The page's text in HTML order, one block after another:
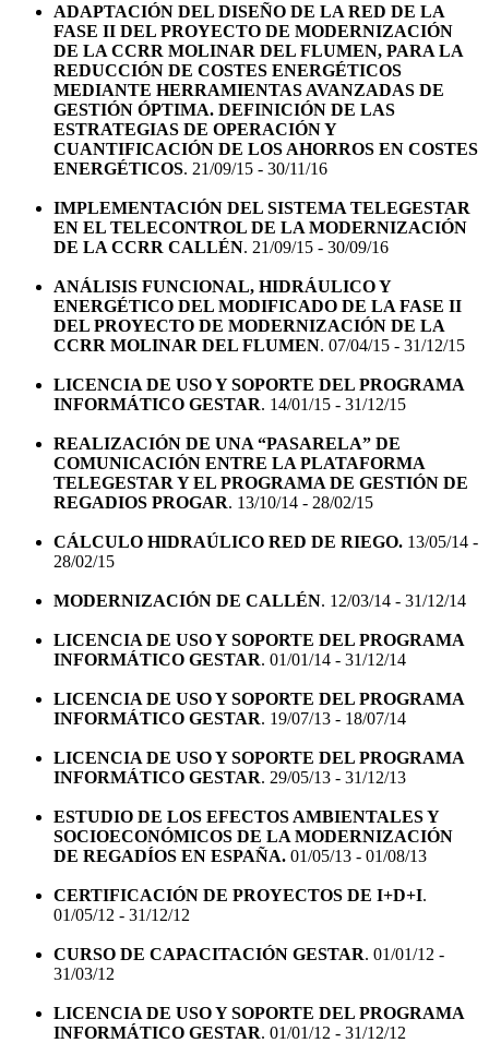
ADAPTACIÓN DEL DISEÑO DE LA RED DE LA
FASE II DEL PROYECTO DE MODERNIZACIÓN
DE LA CCRR MOLINAR DEL FLUMEN, PARA LA
REDUCCIÓN DE COSTES ENERGÉTICOS
MEDIANTE HERRAMIENTAS AVANZADAS DE
GESTIÓN ÓPTIMA. DEFINICIÓN DE LAS
ESTRATEGIAS DE OPERACIÓN Y
CUANTIFICACIÓN DE LOS AHORROS EN COSTES
ENERGÉTICOS. 21/09/15 - 30/11/16
IMPLEMENTACIÓN DEL SISTEMA TELEGESTAR
EN EL TELECONTROL DE LA MODERNIZACIÓN
DE LA CCRR CALLÉN. 21/09/15 - 30/09/16
ANÁLISIS FUNCIONAL, HIDRÁULICO Y
ENERGÉTICO DEL MODIFICADO DE LA FASE II
DEL PROYECTO DE MODERNIZACIÓN DE LA
CCRR MOLINAR DEL FLUMEN. 07/04/15 - 31/12/15
LICENCIA DE USO Y SOPORTE DEL PROGRAMA
INFORMÁTICO GESTAR. 14/01/15 - 31/12/15
REALIZACIÓN DE UNA “PASARELA” DE
COMUNICACIÓN ENTRE LA PLATAFORMA
TELEGESTAR Y EL PROGRAMA DE GESTIÓN DE
REGADIOS PROGAR. 13/10/14 - 28/02/15
CÁLCULO HIDRAÚLICO RED DE RIEGO. 13/05/14 -
28/02/15
MODERNIZACIÓN DE CALLÉN. 12/03/14 - 31/12/14
LICENCIA DE USO Y SOPORTE DEL PROGRAMA
INFORMÁTICO GESTAR. 01/01/14 - 31/12/14
LICENCIA DE USO Y SOPORTE DEL PROGRAMA
INFORMÁTICO GESTAR. 19/07/13 - 18/07/14
LICENCIA DE USO Y SOPORTE DEL PROGRAMA
INFORMÁTICO GESTAR. 29/05/13 - 31/12/13
ESTUDIO DE LOS EFECTOS AMBIENTALES Y
SOCIOECONÓMICOS DE LA MODERNIZACIÓN
DE REGADÍOS EN ESPAÑA. 01/05/13 - 01/08/13
CERTIFICACIÓN DE PROYECTOS DE I+D+I.
01/05/12 - 31/12/12
CURSO DE CAPACITACIÓN GESTAR. 01/01/12 -
31/03/12
LICENCIA DE USO Y SOPORTE DEL PROGRAMA
INFORMÁTICO GESTAR. 01/01/12 - 31/12/12